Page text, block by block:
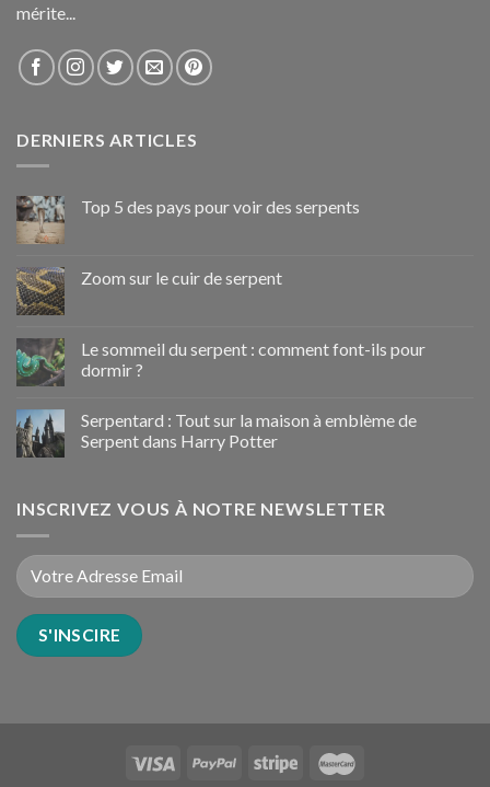
mérite...
DERNIERS ARTICLES
Top 5 des pays pour voir des serpents
Zoom sur le cuir de serpent
Le sommeil du serpent : comment font-ils pour
dormir ?
Serpentard : Tout sur la maison à emblème de
Serpent dans Harry Potter
INSCRIVEZ VOUS À NOTRE NEWSLETTER